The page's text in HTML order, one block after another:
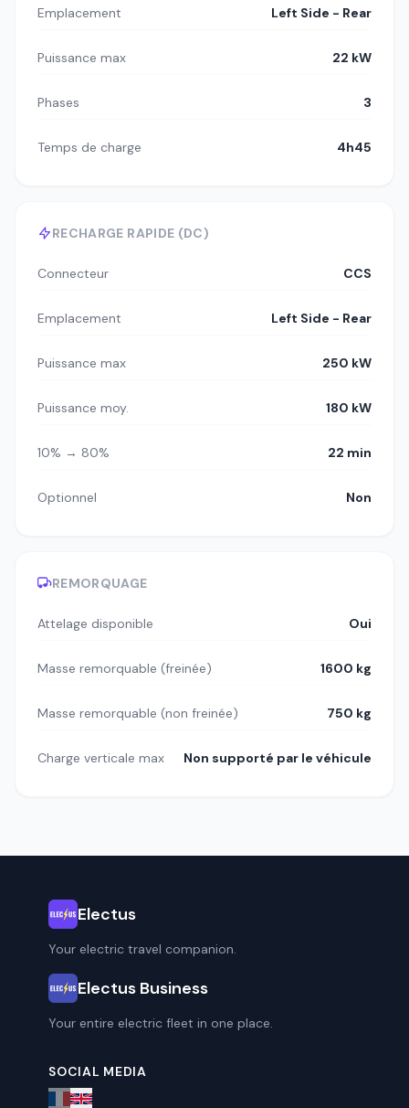
Emplacement Left Side - Rear
Puissance max 22 kW
Phases 3
Temps de charge 4h45
RECHARGE RAPIDE (DC)
Connecteur CCS
Emplacement Left Side - Rear
Puissance max 250 kW
Puissance moy. 180 kW
10% → 80% 22 min
Optionnel Non
REMORQUAGE
Attelage disponible Oui
Masse remorquable (freinée) 1600 kg
Masse remorquable (non freinée) 750 kg
Charge verticale max Non supporté par le véhicule
Electus
Your electric travel companion.
Electus Business
Your entire electric fleet in one place.
SOCIAL MEDIA